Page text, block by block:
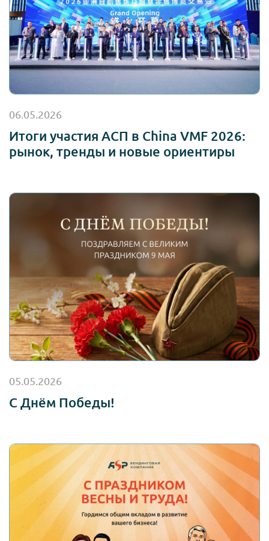
06.05.2026
Итоги участия АСП в China VMF 2026:
рынок, тренды и новые ориентиры
05.05.2026
С Днём Победы!